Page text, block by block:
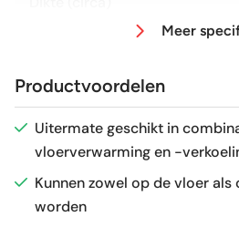
Antislipwaarde
Glans / Mat
Gerectificeerd
Meer
Productvoordelen
Uitermate geschikt in
vloerverwarming en -
Kunnen zowel op de vloer
worden